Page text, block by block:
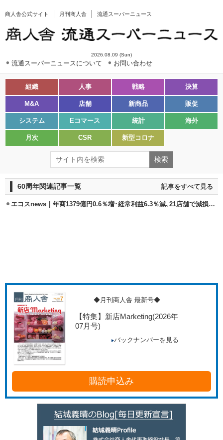
商人舎公式サイト 月刊商人舎 流通スーパーニュース
2026.08.09 (Sun)
流通スーパーニュースについて お問い合わせ
組織 人事 戦略 決算
M&A 店舗 新商品 販促
システム Eコマース 統計 海外
月次 CSR 新型コロナ
60周年関連記事一覧 記事をすべて見る
エコスnews｜年商1379億円0.6％増･経常利益6.3％減､21店舗で減損処理
◆月刊商人舎 最新号◆
【特集】新店Marketing(2026年
07月号)
バックナンバーを見る
購読申込み